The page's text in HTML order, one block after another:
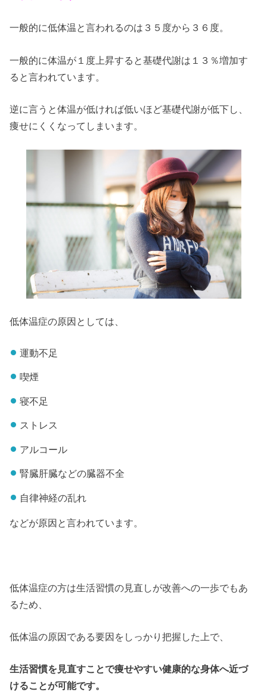
一般的に低体温と言われるのは３５度から３６度。
一般的に体温が１度上昇すると基礎代謝は１３％増加す
ると言われています。
逆に言うと体温が低ければ低いほど基礎代謝が低下し、
痩せにくくなってしまいます。
低体温症の原因としては、
運動不足
喫煙
寝不足
ストレス
アルコール
腎臓肝臓などの臓器不全
自律神経の乱れ
などが原因と言われています。
低体温症の方は生活習慣の見直しが改善への一歩でもあ
るため、
低体温の原因である要因をしっかり把握した上で、
生活習慣を見直すことで痩せやすい健康的な身体へ近づ
けることが可能です。